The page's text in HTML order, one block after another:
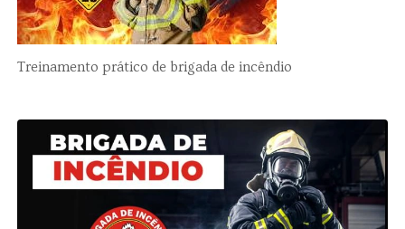
Treinamento prático de brigada de incêndio